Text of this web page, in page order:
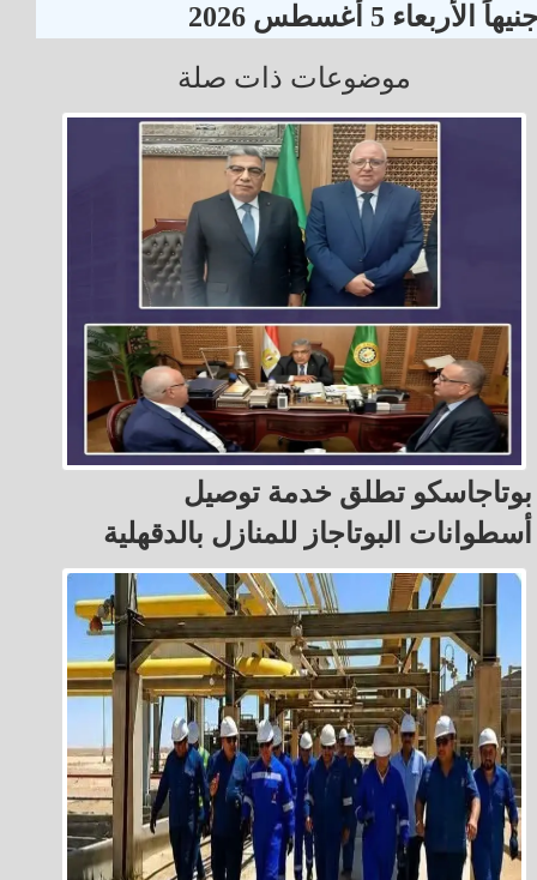
الأربعاء 5 أغسطس 2026
موضوعات ذات صلة
بوتاجاسكو تطلق خدمة توصيل
أسطوانات البوتاجاز للمنازل بالدقهلية